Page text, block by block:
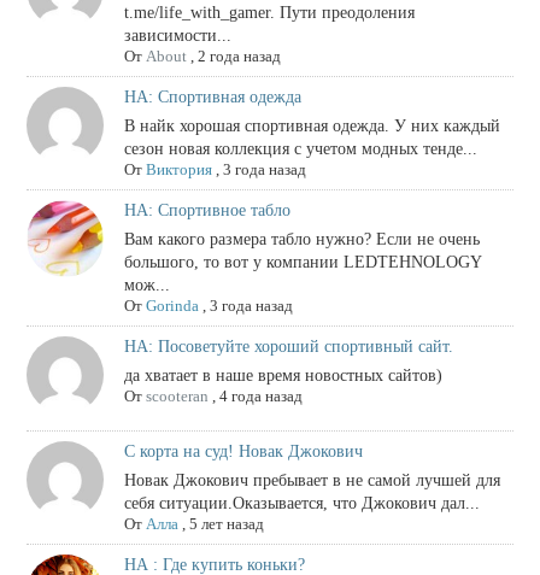
t.me/life_with_gamer. Пути преодоления
зависимости...
От About, 2 года назад
НА: Спортивная одежда
В найк хорошая спортивная одежда. У них каждый
сезон новая коллекция с учетом модных тенде...
От Виктория, 3 года назад
НА: Спортивное табло
Вам какого размера табло нужно? Если не очень
большого, то вот у компании LEDTEHNOLOGY
мож...
От Gorinda, 3 года назад
НА: Посоветуйте хороший спортивный сайт.
да хватает в наше время новостных сайтов)
От scooteran , 4 года назад
С корта на суд! Новак Джокович
Новак Джокович пребывает в не самой лучшей для
себя ситуации.Оказывается, что Джокович дал...
От Алла 5 лет назад
НА : Где купить коньки?